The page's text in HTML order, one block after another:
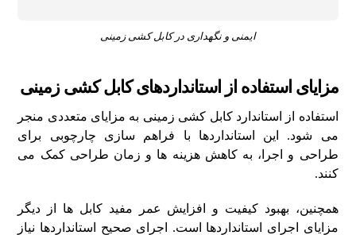
ایمنی و نگهداری در کابل کشی زمینی
مزایای استفاده از استانداردهای کابل کشی زمینی
استفاده از استاندارد کابل کشی زمینی به مزایای متعددی منجر
می‌ شود. این استانداردها با فراهم‌ سازی چارچوبی برای
طراحی و اجرا، به کاهش هزینه‌ ها و زمان طراحی کمک می‌
کنند.
همچنین، بهبود کیفیت و افزایش عمر مفید کابل‌ ها از دیگر
مزایای اجرای استانداردها است. اجرای صحیح استانداردها نیاز